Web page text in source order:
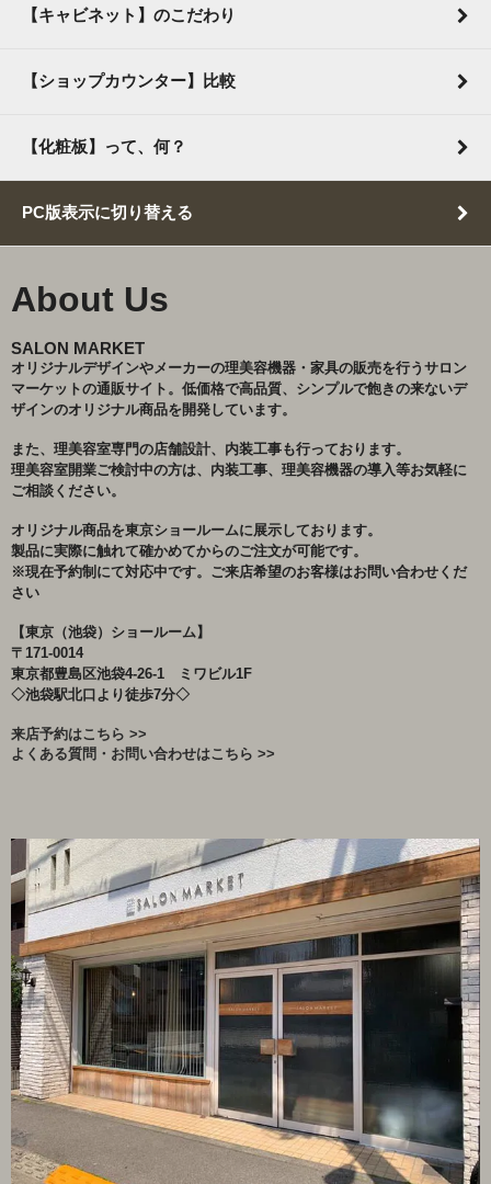
【キャビネット】のこだわり
【ショップカウンター】比較
【化粧板】って、何？
PC版表示に切り替える
About Us
SALON MARKET
オリジナルデザインやメーカーの理美容機器・家具の販売を行うサロン
マーケットの通販サイト。低価格で高品質、シンプルで飽きの来ないデ
ザインのオリジナル商品を開発しています。
また、理美容室専門の店舗設計、内装工事も行っております。
理美容室開業ご検討中の方は、内装工事、理美容機器の導入等お気軽に
ご相談ください。
オリジナル商品を東京ショールームに展示しております。
製品に実際に触れて確かめてからのご注文が可能です。
※現在予約制にて対応中です。ご来店希望のお客様はお問い合わせくだ
さい
【東京（池袋）ショールーム】
〒171-0014
東京都豊島区池袋4-26-1 ミワビル1F
◇池袋駅北口より徒歩7分◇
来店予約はこちら >>
よくある質問・お問い合わせはこちら >>